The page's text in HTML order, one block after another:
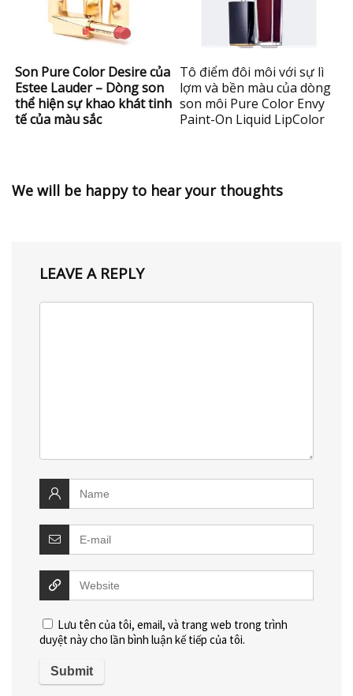
Son Pure Color Desire của
Estee Lauder – Dòng son
thể hiện sự khao khát tinh
tế của màu sắc
Tô điểm đôi môi với sự lì
lợm và bền màu của dòng
son môi Pure Color Envy
Paint-On Liquid LipColor
We will be happy to hear your thoughts
LEAVE A REPLY
Lưu tên của tôi, email, và trang web trong trình
duyệt này cho lần bình luận kế tiếp của tôi.